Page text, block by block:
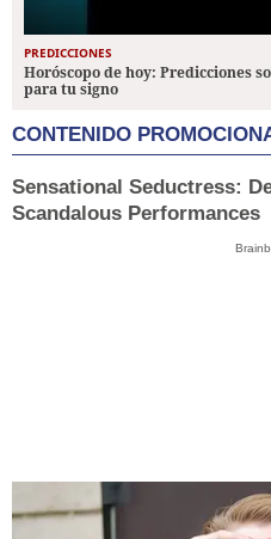
PREDICCIONES
Horóscopo de hoy: Predicciones
para tu signo
CONTENIDO
Sensational Seductress:
Scandalous Performances